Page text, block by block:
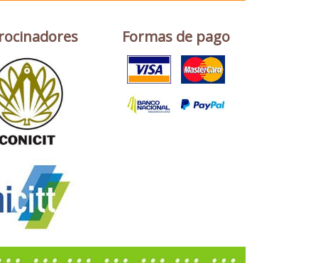
Formas de pago